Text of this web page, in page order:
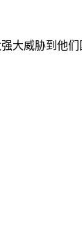
大威胁到他